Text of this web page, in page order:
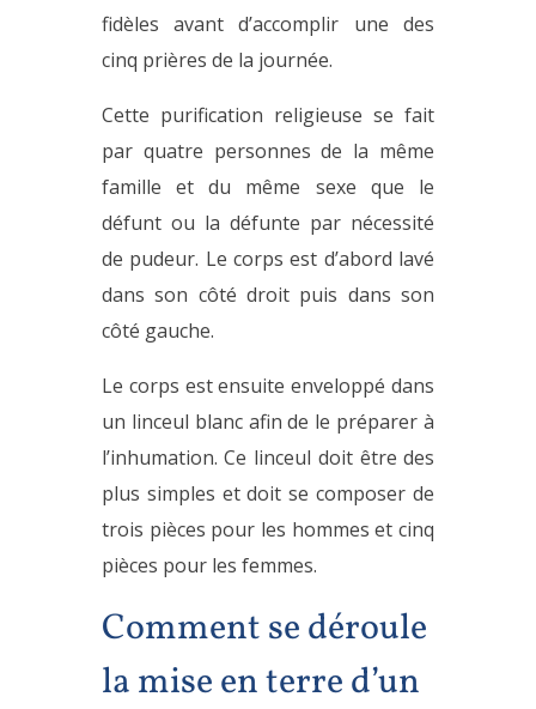
fidèles avant d’accomplir une des
cinq prières de la journée.
Cette purification religieuse se fait
par quatre personnes de la même
famille et du même sexe que le
défunt ou la défunte par nécessité
de pudeur. Le corps est d’abord lavé
dans son côté droit puis dans son
côté gauche.
Le corps est ensuite enveloppé dans
un linceul blanc afin de le préparer à
l’inhumation. Ce linceul doit être des
plus simples et doit se composer de
trois pièces pour les hommes et cinq
pièces pour les femmes.
Comment se déroule
la mise en terre d’un